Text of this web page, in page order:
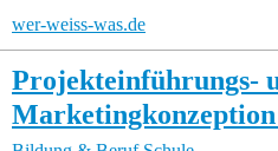
wer-weiss-was.de
Projekteinführungs-